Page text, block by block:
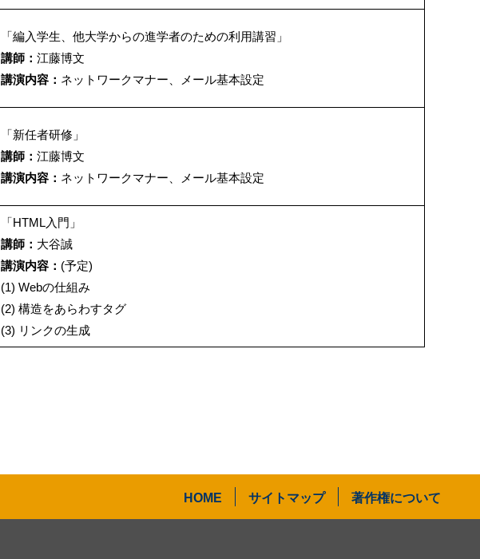
「編入学生、他大学からの進学者のための利用講習」
講師： 江藤博文
講演内容： ネットワークマナー、メール基本設定
「新任者研修」
講師： 江藤博文
講演内容： ネットワークマナー、メール基本設定
「HTML入門」
講師： 大谷誠
講演内容： (予定)
(1) Webの仕組み
(2) 構造をあらわすタグ
(3) リンクの生成
HOME サイトマップ 著作権について